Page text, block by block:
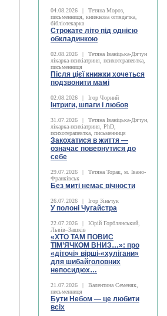
04.08.2026 |
Тетяна Мороз,
письменниця, книжкова оглядачка,
бібліотекарка
Строкате літо під однією
обкладинкою
02.08.2026 |
Тетяна Іваніцька-Дячун
лікарка-психіатриня, психотерапевтка,
письменниця
Після цієї книжки хочеться
подзвонити мамі
02.08.2026 | Ігор Чорний
Інтриги, шпаги і любов
31.07.2026 |
Тетяна Іваніцька-Дячун,
лікарка-психіатриня, PhD,
психотерапевтка, письменниця
Закохатися в життя —
означає повернутися до
себе
29.07.2026 |
Тетяна Торак, м. Івано-
Франківськ
Без миті немає вічности
26.07.2026 | Ігор Зіньчук
У полоні Чугайстра
22.07.2026 |
Юрій Горблянський,
Львів–Зашків
«ХТО ТАМ ПОВИС
ТІМ’ЯЧКОМ ВНИЗ…»: про
«діточі» вірші-«хулігани»
для шибайголовних
непосидюх…
21.07.2026 |
Валентина Семеняк,
письменниця
Бути Небом ― це любити
всіх